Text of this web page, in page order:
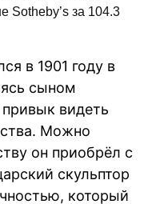
Sotheby’s за 104.3
в 1901 году в
сыном
видеть
Можно
он приобрёл с
скульптор
который